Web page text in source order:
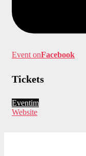
Event onFacebook
Tickets
Eventim
Website